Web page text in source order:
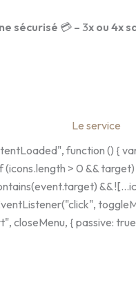
sécurisé 💳 – 3x ou 4x
Le service
function () {
> 0 &&
&&
closeMenu, { passive: